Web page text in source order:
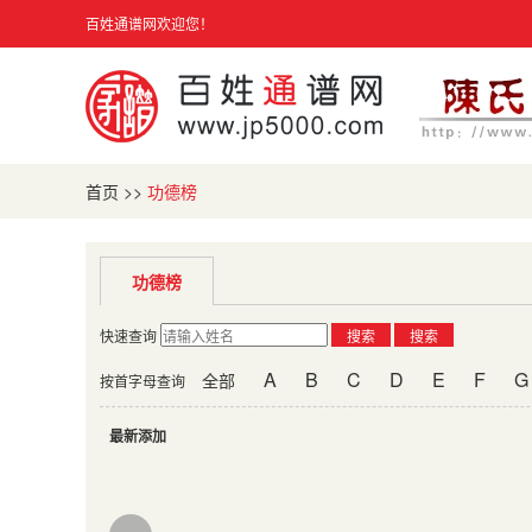
百姓通谱网欢迎您！
首页 >> 功德榜
功德榜
快速查询 搜索 搜索
按首字母查询 全部 A B C D E F G
最新添加